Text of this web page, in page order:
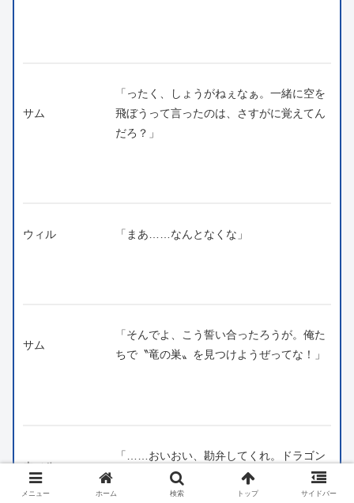
サム
「ったく、しょうがねぇなぁ。一緒に空を
飛ぼうって言ったのは、さすがに覚えてん
だろ？」
ウィル 「まあ……なんとなくな」
サム
「そんでよ、こう誓い合ったろうが。俺た
ちで〝竜の巣〟を見つけようぜってな！」
ウィル
「……おいおい、勘弁してくれ。ドラゴン
ズネストなんざ、御伽噺だぞ」
メニュー ホーム 検索 トップ サイドバー